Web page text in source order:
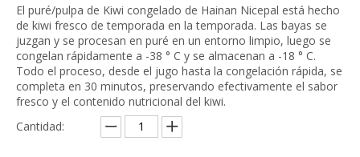
El puré/pulpa de Kiwi congelado de Hainan Nicepal está hecho
de kiwi fresco de temporada en la temporada. Las bayas se
juzgan y se procesan en puré en un entorno limpio, luego se
congelan rápidamente a -38 ° C y se almacenan a -18 ° C.
Todo el proceso, desde el jugo hasta la congelación rápida, se
completa en 30 minutos, preservando efectivamente el sabor
fresco y el contenido nutricional del kiwi.
Cantidad: